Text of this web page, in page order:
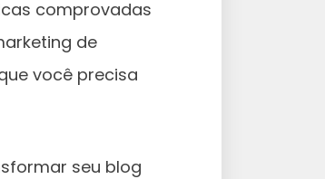
comprovadas
de
você precisa
seu blog